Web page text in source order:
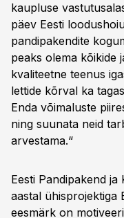
kaupluse
päev Eesti
pandipakendite
peaks olema kõikide
kvaliteetne teenus
lettide kõrval ka
Enda võimaluste
ning suunata neid
arvestama.“
Eesti Pandipakend ja
aastal ühisprojektiga
eesmärk on